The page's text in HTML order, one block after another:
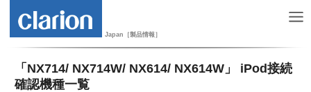
Japan［製品情報］
「NX714/ NX714W/ NX614/ NX614W」 iPod接続
確認機種一覧